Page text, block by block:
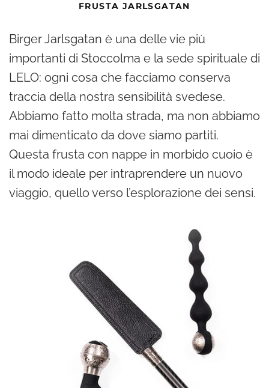
FRUSTA JARLSGATAN
Birger Jarlsgatan è una delle vie più
importanti di Stoccolma e la sede spirituale di
LELO: ogni cosa che facciamo conserva
traccia della nostra sensibilità svedese.
Abbiamo fatto molta strada, ma non abbiamo
mai dimenticato da dove siamo partiti.
Questa frusta con nappe in morbido cuoio è
il modo ideale per intraprendere un nuovo
viaggio, quello verso l’esplorazione dei sensi.